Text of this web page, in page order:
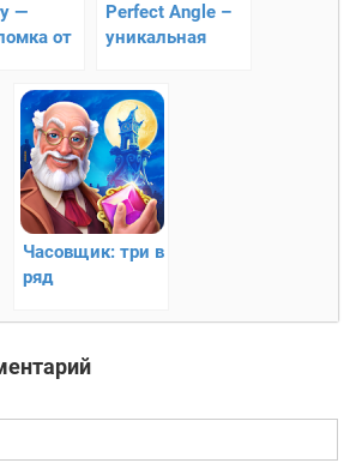
—
от
Perfect Angle –
уникальная
Часовщик: три в
ряд